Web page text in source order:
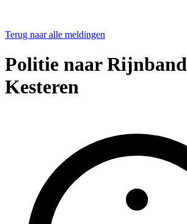
Terug naar alle meldingen
Politie naar
Kesteren